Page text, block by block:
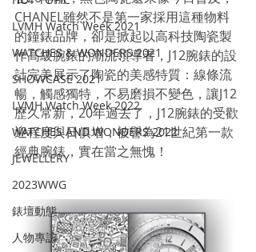
LVMH Watch Week 2021
WATCHES & WONDERS 2021
SHOWCASE 2021
LVMH Watch Week 2022
WATCHES AND WONDERS 2022
JEWELLERY
2023WWG
錶壇動態
人物專訪
CHANEL雖然不是第一家採用這種物料
的鐘錶品牌，卻是掀起以高科技陶瓷製
作高級腕錶的潮流領導者，J12腕錶的設
計完美展示了陶瓷的美感特質：線條流
暢，觸感獨特，不易磨損不變色，讓J12
歷久常新，20年過去了，J12腕錶的受歡
迎程度與日俱增，被譽為21世紀第一款
經典腕錶，實在當之無愧！